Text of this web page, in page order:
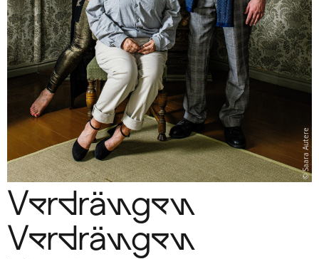
Saara Autere
Verdrängen
Verdrängen